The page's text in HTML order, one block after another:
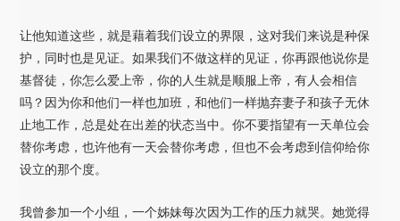
让他知道这些，就是藉着我们设立的界限，这对我们来说是种保
护，同时也是见证。如果我们不做这样的见证，你再跟他说你是
基督徒，你怎么爱上帝，你的人生就是顺服上帝，有人会相信
吗？因为你和他们一样也加班，和他们一样抛弃妻子和孩子无休
止地工作，总是处在出差的状态当中。你不要指望有一天单位会
替你考虑，也许他有一天会替你考虑，但也不会考虑到信仰给你
设立的那个度。
我曾参加一个小组，一个姊妹每次因为工作的压力就哭。她觉得